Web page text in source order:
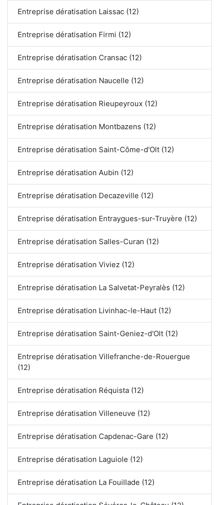
Entreprise dératisation Laissac (12)
Entreprise dératisation Firmi (12)
Entreprise dératisation Cransac (12)
Entreprise dératisation Naucelle (12)
Entreprise dératisation Rieupeyroux (12)
Entreprise dératisation Montbazens (12)
Entreprise dératisation Saint-Côme-d'Olt (12)
Entreprise dératisation Aubin (12)
Entreprise dératisation Decazeville (12)
Entreprise dératisation Entraygues-sur-Truyère (12)
Entreprise dératisation Salles-Curan (12)
Entreprise dératisation Viviez (12)
Entreprise dératisation La Salvetat-Peyralès (12)
Entreprise dératisation Livinhac-le-Haut (12)
Entreprise dératisation Saint-Geniez-d'Olt (12)
Entreprise dératisation Villefranche-de-Rouergue
(12)
Entreprise dératisation Réquista (12)
Entreprise dératisation Villeneuve (12)
Entreprise dératisation Capdenac-Gare (12)
Entreprise dératisation Laguiole (12)
Entreprise dératisation La Fouillade (12)